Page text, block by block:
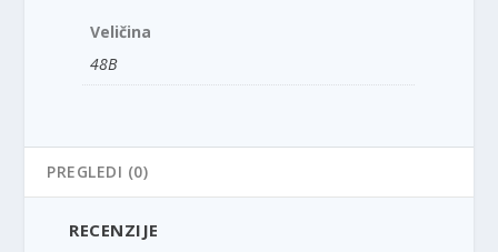
Veličina
48B
PREGLEDI (0)
RECENZIJE